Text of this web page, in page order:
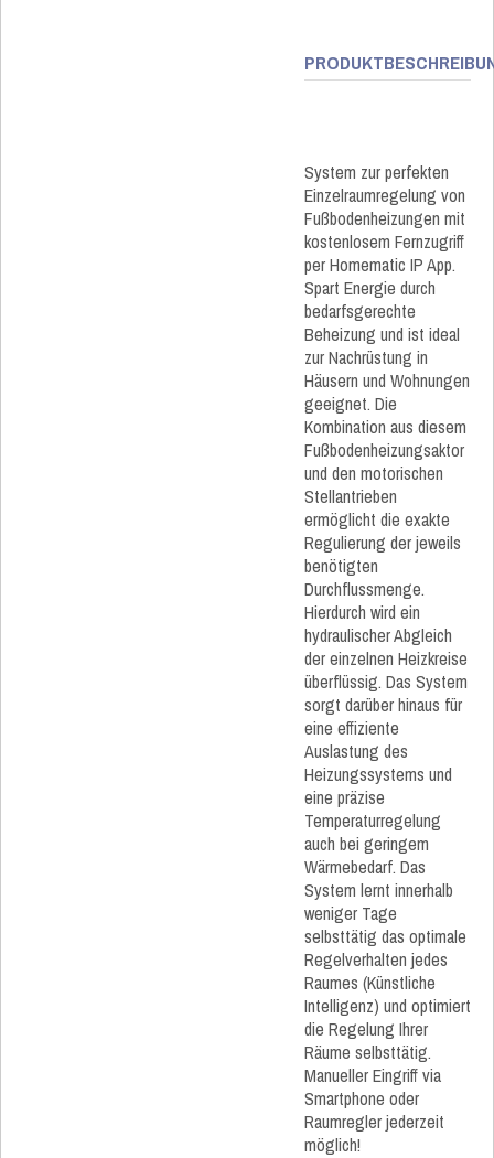
System zur perfekten
Einzelraumregelung von
Fußbodenheizungen mit
kostenlosem Fernzugriff
per Homematic IP App.
Spart Energie durch
bedarfsgerechte
Beheizung und ist ideal
zur Nachrüstung in
Häusern und Wohnungen
geeignet. Die
Kombination aus diesem
Fußbodenheizungsaktor
und den motorischen
Stellantrieben
ermöglicht die exakte
Regulierung der jeweils
benötigten
Durchflussmenge.
Hierdurch wird ein
hydraulischer Abgleich
der einzelnen Heizkreise
überflüssig. Das System
sorgt darüber hinaus für
eine effiziente
Auslastung des
Heizungssystems und
eine präzise
Temperaturregelung
auch bei geringem
Wärmebedarf. Das
System lernt innerhalb
weniger Tage
selbsttätig das optimale
Regelverhalten jedes
Raumes (Künstliche
Intelligenz) und optimiert
die Regelung Ihrer
Räume selbsttätig.
Manueller Eingriff via
Smartphone oder
Raumregler jederzeit
möglich!